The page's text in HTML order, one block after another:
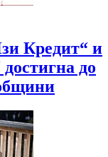
Кредит“ и
до